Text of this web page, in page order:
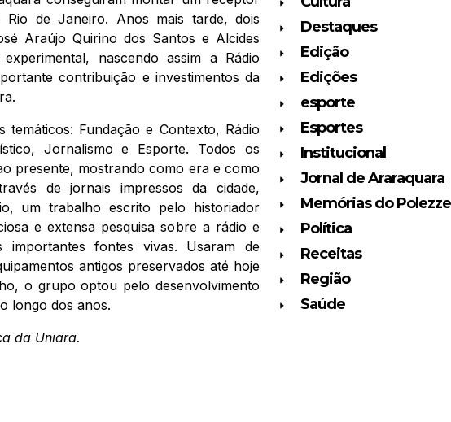
de Janeiro. Anos mais tarde, dois
Araújo Quirino dos Santos e Alcides
nascendo assim a Rádio
contribuição e investimentos da
Fundação e Contexto, Rádio
Jornalismo e Esporte. Todos os
presente, mostrando como era e como
de jornais impressos da cidade,
um trabalho escrito pelo historiador
e extensa pesquisa sobre a rádio e
fontes vivas. Usaram de
antigos preservados até hoje
o grupo optou pelo desenvolvimento
longo dos anos.
da Uniara.
Destaques
Edição
Edições
esporte
Esportes
Institucional
Jornal de Araraquara
Memórias do Polezze
Política
Receitas
Região
Saúde